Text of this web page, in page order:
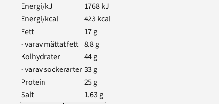
Energi/kJ
1768kJ
Energi/kcal
423 kcal
Fett
17g
- varav mättat fett 8.8g
Kolhydrater
44g
- varav sockerarter33g
Protein
25g
Salt
1.63g